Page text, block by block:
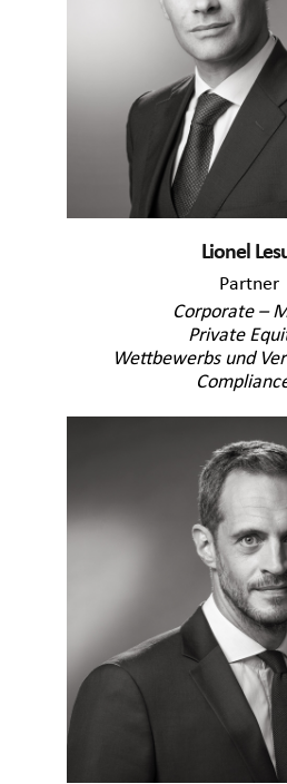
Lionel
Partner
Corporate –
Private
Wettbewerbs und